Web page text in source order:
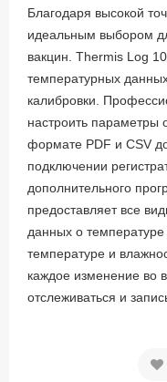
Благодаря высокой
идеальным выбором
вакцин. Thermis Log
температурных
калибровки.
настроить параметры
формате PDF и CSV
подключении
дополнительного
предоставляет все
данных о
температуре и
каждое изменение во
отслеживаться и